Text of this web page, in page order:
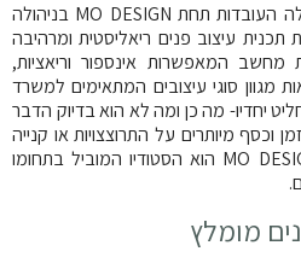
העובדות תחת MO DESIGN בניהולה
תכנית עיצוב פנים ריאליסטית ומרהיבה
מחשב המאפשרות אינספור וריאציות,
מגוון סוגי עיצובים המתאימים למשרד
יחדיו- מה כן ומה לא הוא בדיוק הדבר
מיותרים על התרוצצויות או קנייה
MO הוא הסטודיו המוביל בתחומו
מומלץ